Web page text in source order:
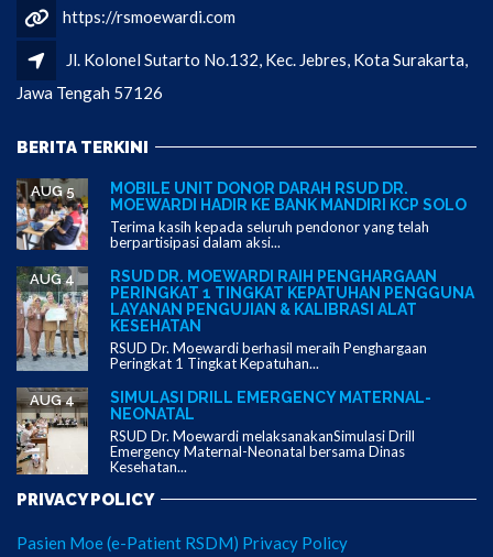
https://rsmoewardi.com
Jl. Kolonel Sutarto No.132, Kec. Jebres, Kota Surakarta,
Jawa Tengah 57126
BERITA TERKINI
MOBILE UNIT DONOR DARAH RSUD DR.
MOEWARDI HADIR KE BANK MANDIRI KCP SOLO
AUG 5
Terima kasih kepada seluruh pendonor yang telah
berpartisipasi dalam aksi...
RSUD DR. MOEWARDI RAIH PENGHARGAAN
PERINGKAT 1 TINGKAT KEPATUHAN PENGGUNA
LAYANAN PENGUJIAN & KALIBRASI ALAT
KESEHATAN
AUG 4
RSUD Dr. Moewardi berhasil meraih Penghargaan
Peringkat 1 Tingkat Kepatuhan...
SIMULASI DRILL EMERGENCY MATERNAL-
NEONATAL
AUG 4
RSUD Dr. Moewardi melaksanakanSimulasi Drill
Emergency Maternal-Neonatal bersama Dinas
Kesehatan...
PRIVACY POLICY
Pasien Moe (e-Patient RSDM) Privacy Policy